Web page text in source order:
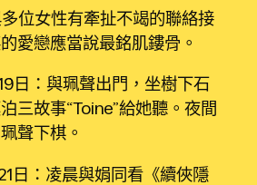
位女性有牽扯不竭的聯絡接
愛戀應當說最銘肌鏤骨。
日：與珮聲出門，坐樹下石
三故事“Toine”給她聽。夜間
聲下棋。
日：凌晨與娟同看《續俠隱